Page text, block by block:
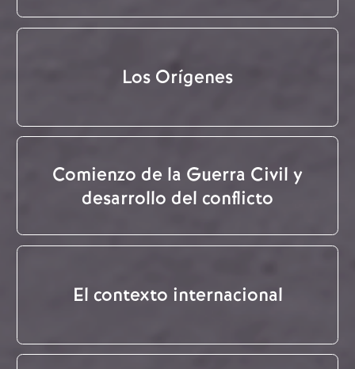
Los Orígenes
Comienzo de la Guerra Civil y
desarrollo del conflicto
El contexto internacional